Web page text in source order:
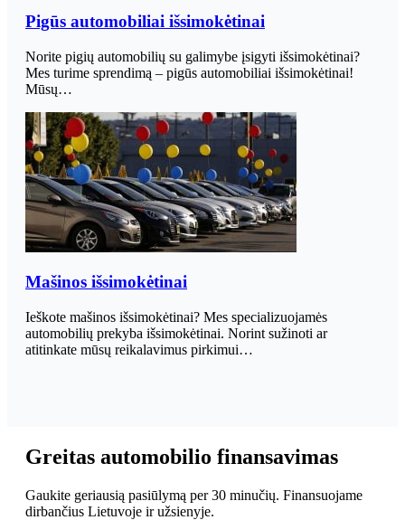
Pigūs automobiliai išsimokėtinai
Norite pigių automobilių su galimybe įsigyti išsimokėtinai?
Mes turime sprendimą – pigūs automobiliai išsimokėtinai!
Mūsų…
Mašinos išsimokėtinai
Ieškote mašinos išsimokėtinai? Mes specializuojamės
automobilių prekyba išsimokėtinai. Norint sužinoti ar
atitinkate mūsų reikalavimus pirkimui…
Greitas automobilio finansavimas
Gaukite geriausią pasiūlymą per 30 minučių. Finansuojame
dirbančius Lietuvoje ir užsienyje.